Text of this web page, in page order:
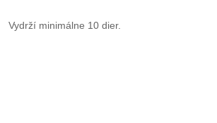
Vydrží minimálne 10 dier.